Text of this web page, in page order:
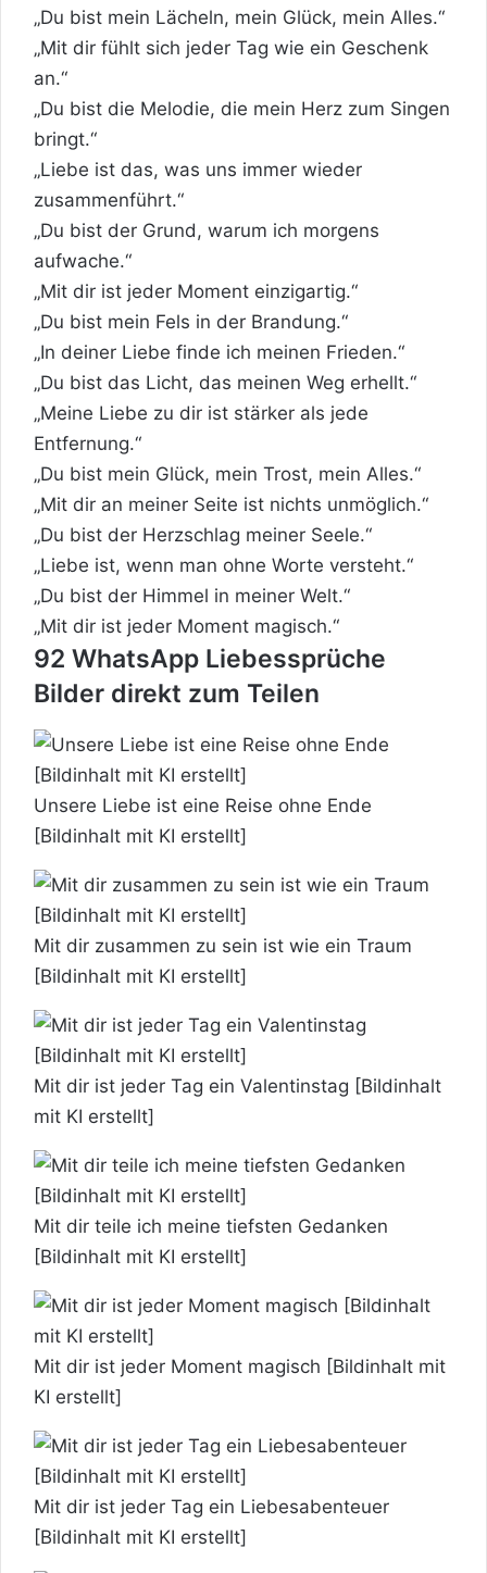
„Du bist mein Lächeln, mein Glück, mein Alles.“
„Mit dir fühlt sich jeder Tag wie ein Geschenk
an.“
„Du bist die Melodie, die mein Herz zum Singen
bringt.“
„Liebe ist das, was uns immer wieder
zusammenführt.“
„Du bist der Grund, warum ich morgens
aufwache.“
„Mit dir ist jeder Moment einzigartig.“
„Du bist mein Fels in der Brandung.“
„In deiner Liebe finde ich meinen Frieden.“
„Du bist das Licht, das meinen Weg erhellt.“
„Meine Liebe zu dir ist stärker als jede
Entfernung.“
„Du bist mein Glück, mein Trost, mein Alles.“
„Mit dir an meiner Seite ist nichts unmöglich.“
„Du bist der Herzschlag meiner Seele.“
„Liebe ist, wenn man ohne Worte versteht.“
„Du bist der Himmel in meiner Welt.“
„Mit dir ist jeder Moment magisch.“
92 WhatsApp Liebessprüche
Bilder direkt zum Teilen
Unsere Liebe ist eine Reise ohne Ende
[Bildinhalt mit KI erstellt]
Mit dir zusammen zu sein ist wie ein Traum
[Bildinhalt mit KI erstellt]
Mit dir ist jeder Tag ein Valentinstag [Bildinhalt
mit KI erstellt]
Mit dir teile ich meine tiefsten Gedanken
[Bildinhalt mit KI erstellt]
Mit dir ist jeder Moment magisch [Bildinhalt mit
KI erstellt]
Mit dir ist jeder Tag ein Liebesabenteuer
[Bildinhalt mit KI erstellt]